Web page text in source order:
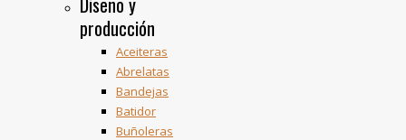
producción
Aceiteras
Abrelatas
Bandejas
Batidor
Buñoleras